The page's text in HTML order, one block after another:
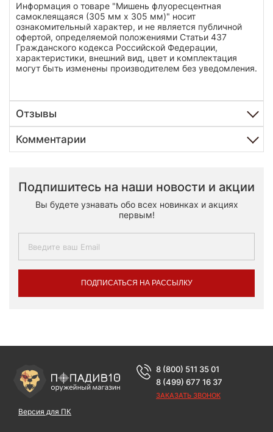
Информация о товаре "Мишень флуоресцентная
самоклеящаяся (305 мм х 305 мм)" носит
ознакомительный характер, и не является публичной
офертой, определяемой положениями Статьи 437
Гражданского кодекса Российской Федерации,
характеристики, внешний вид, цвет и комплектация
могут быть изменены производителем без уведомления.
Отзывы
Комментарии
Подпишитесь на наши новости и акции
Вы будете узнавать обо всех новинках и акциях
первым!
ПОДПИСАТЬСЯ НА РАССЫЛКУ
Версия для ПК
8 (800) 511 35 01
8 (499) 677 16 37
ЗАКАЗАТЬ ЗВОНОК